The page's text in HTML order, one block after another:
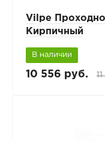
Vilpe
Кирпичный
В наличии
10 556 руб.